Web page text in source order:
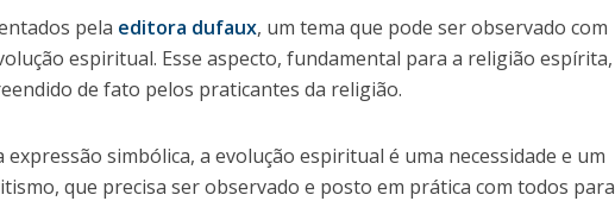
pela editora dufaux, um tema que pode ser observado com
espiritual. Esse aspecto, fundamental para a religião espírita,
de fato pelos praticantes da religião.
simbólica, a evolução espiritual é uma necessidade e um
que precisa ser observado e posto em prática com todos para